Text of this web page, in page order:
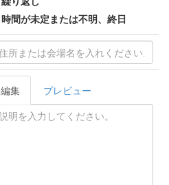
時間が未定または不明、終日
編集 プレビュー